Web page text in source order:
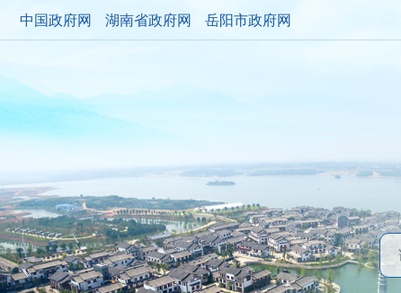
中国政府网 湖南省政府网 岳阳市政府网